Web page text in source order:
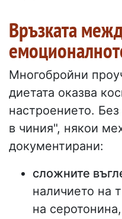
Връзката
Многобройни
диетата оказва
настроението.
в чиния", някои
документирани:
сложните
наличието на
на серотонина,